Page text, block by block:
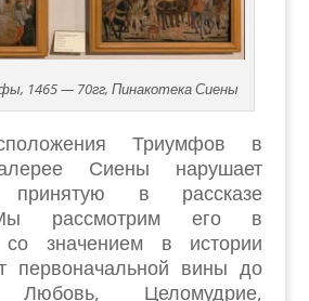
1465 — 70гг, Пинакотека Сиены
Триумфов в
Сиены нарушает
принятую в рассказе
рассмотрим его в
со значением в истории
первоначальной вины до
Любовь, Целомудрие,